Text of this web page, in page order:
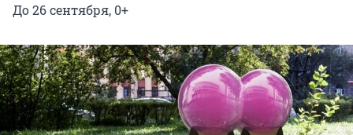
До 26 сентября, 0+